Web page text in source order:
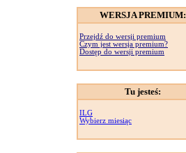
WERSJA PREMIUM:
Przejdź do wersji premium
Czym jest wersja premium?
Dostęp do wersji premium
Tu jesteś:
ILG
Wybierz miesiąc